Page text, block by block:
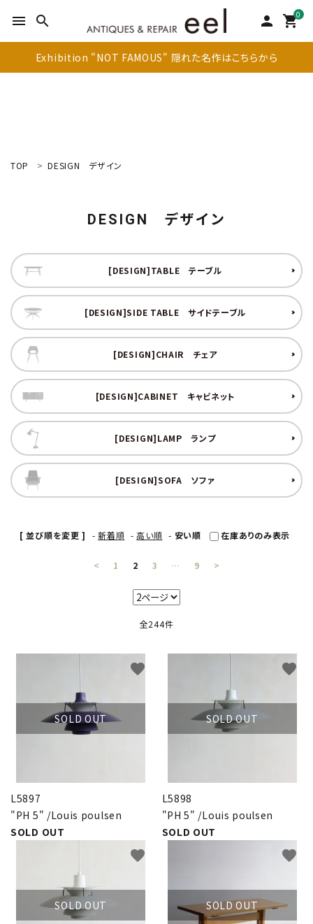
menu search person 0
shopping_cart
Exhibition "NOT FAMOUS" 隠れた名作はこちらから
アイテムを探す
テーブル
キャビネット
その他
卸販売
デザイナーまとめ
アフターケア
ギャラリー・シーン
納品事例
エキシビジョン・展示会
過去販売
TOP DESIGN デザイン
DESIGN デザイン
[DESIGN]TABLE テーブル
[DESIGN]SIDE TABLE サイドテーブル
[DESIGN]CHAIR チェア
[DESIGN]CABINET キャビネット
[DESIGN]LAMP ランプ
[DESIGN]SOFA ソファ
[ 並び順を変更 ] -新着順 -高い順 - 安い順 在庫ありのみ表示
< 1 2 3 … 9 >
全244件
SOLD OUT
L5897
"PH 5" /Louis poulsen
SOLD OUT
favorite
SOLD OUT
L5898
"PH 5" /Louis poulsen
SOLD OUT
favorite
SOLD OUT
favorite
SOLD OUT
favorite